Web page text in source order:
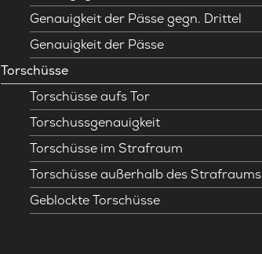
Genauigkeit der Pässe gegn. Drittel
Genauigkeit der Pässe
Torschüsse
Torschüsse aufs Tor
Torschussgenauigkeit
Torschüsse im Strafraum
Torschüsse außerhalb des Strafraums
Geblockte Torschüsse